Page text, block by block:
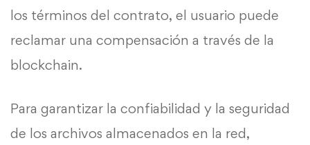
los términos del contrato, el usuario puede
reclamar una compensación a través de la
blockchain.
Para garantizar la confiabilidad y la seguridad
de los archivos almacenados en la red,